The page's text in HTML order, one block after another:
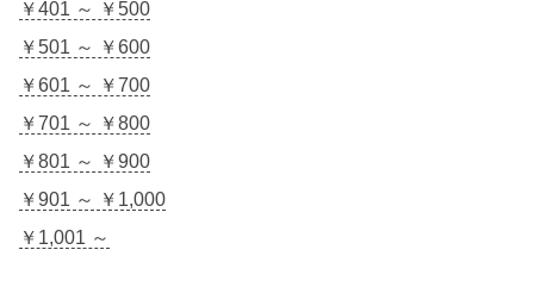
￥401 ～ ￥500
￥501 ～ ￥600
￥601 ～ ￥700
￥701 ～ ￥800
￥801 ～ ￥900
￥901 ～ ￥1,000
￥1,001 ～